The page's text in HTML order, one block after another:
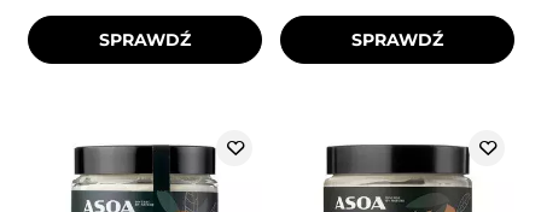
SPRAWDŹ SPRAWDŹ